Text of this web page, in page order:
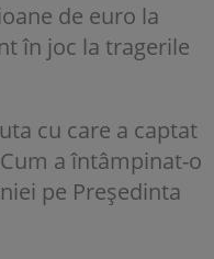
de euro la
în joc la tragerile
cu care a captat
a întâmpinat-o
pe Președinta